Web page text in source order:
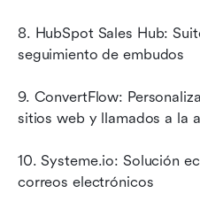
8. HubSpot Sales Hub:
seguimiento de embudos
9. ConvertFlow:
sitios web y llamados a la
10. Systeme.io: Solución
correos electrónicos